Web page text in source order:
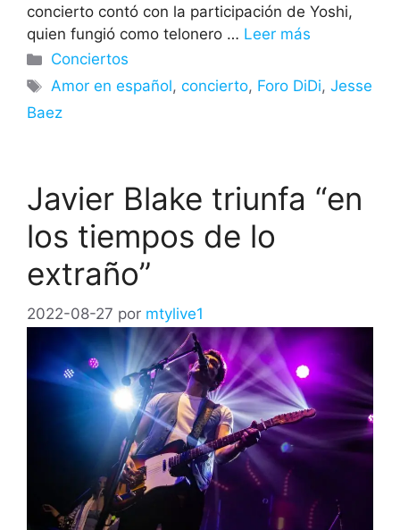
concierto contó con la participación de Yoshi,
quien fungió como telonero … Leer más
Categorías
Conciertos
Etiquetas
Amor en español,concierto, Foro DiDi,Jesse
Baez
Javier Blake triunfa “en
los tiempos de lo
extraño”
2022-08-27 por mtylive1